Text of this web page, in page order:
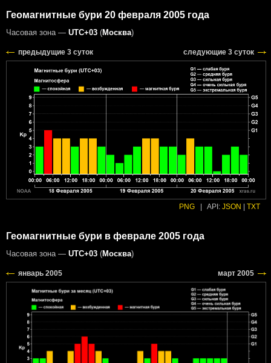
Геомагнитные бури 20 февраля 2005 года
Часовая зона — UTC+03 (Москва)
предыдущие 3 суток следующие 3 суток
PNG API: JSON TXT
Геомагнитные бури в феврале 2005 года
Часовая зона — UTC+03 (Москва)